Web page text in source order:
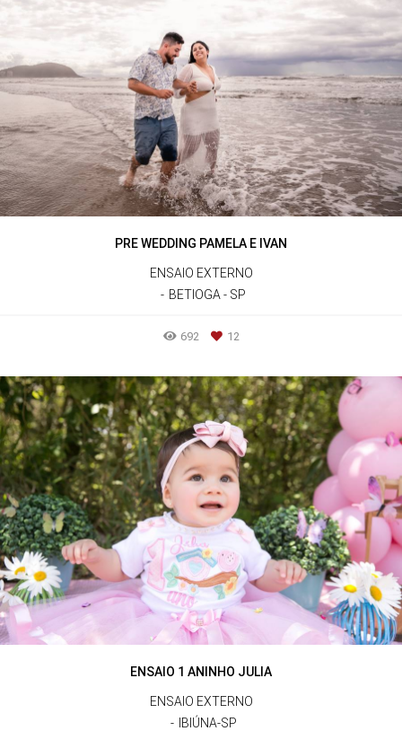
PRE WEDDING PAMELA E IVAN
ENSAIO EXTERNO
BETIOGA - SP
692 12
ENSAIO 1 ANINHO JULIA
ENSAIO EXTERNO
IBIÚNA-SP